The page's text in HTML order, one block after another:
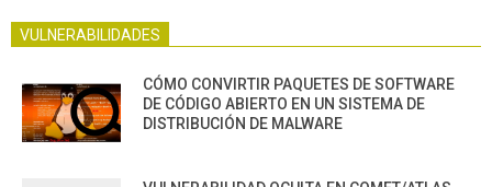
VULNERABILIDADES
CÓMO CONVIRTIR PAQUETES DE SOFTWARE
DE CÓDIGO ABIERTO EN UN SISTEMA DE
DISTRIBUCIÓN DE MALWARE